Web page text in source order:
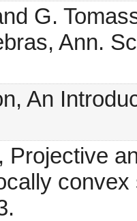
G.
Ann.
An
Projective